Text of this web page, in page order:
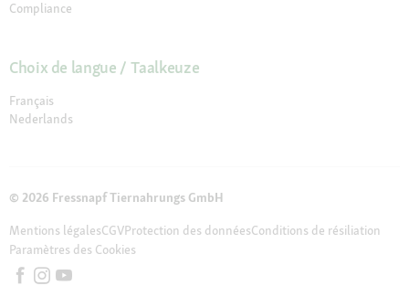
Compliance
Choix de langue / Taalkeuze
Français
Nederlands
© 2026 Fressnapf Tiernahrungs GmbH
Mentions légalesCGVProtection des donnéesConditions de résiliation
Paramètres des Cookies